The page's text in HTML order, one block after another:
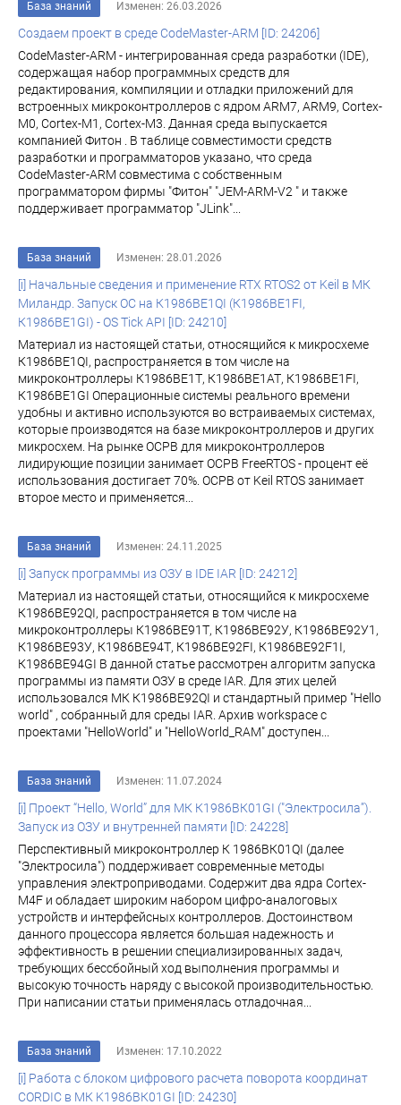
База знаний Изменен: 26.03.2026
Создаем проект в среде CodeMaster-ARM [ID: 24206]
CodeMaster-ARM - интегрированная среда разработки (IDE),
содержащая набор программных средств для
редактирования, компиляции и отладки приложений для
встроенных микроконтроллеров с ядром ARM7, ARM9, Cortex-
M0, Cortex-M1, Cortex-M3. Данная среда выпускается
компанией Фитон . В таблице совместимости средств
разработки и программаторов указано, что среда
CodeMaster-ARM совместима с собственным
программатором фирмы "Фитон" "JEM-ARM-V2 " и также
поддерживает программатор "JLink"...
База знаний Изменен: 28.01.2026
[i] Начальные сведения и применение RTX RTOS2 от Keil в МК
Миландр. Запуск ОС на К1986ВЕ1QI (К1986ВЕ1FI,
К1986ВЕ1GI) - OS Tick API [ID: 24210]
Материал из настоящей статьи, относящийся к микросхеме
К1986ВЕ1QI, распространяется в том числе на
микроконтроллеры К1986ВЕ1Т, К1986ВЕ1АТ, К1986ВЕ1FI,
К1986ВЕ1GI Операционные системы реального времени
удобны и активно используются во встраиваемых системах,
которые производятся на базе микроконтроллеров и других
микросхем. На рынке ОСРВ для микроконтроллеров
лидирующие позиции занимает ОСРВ FreeRTOS - процент её
использования достигает 70%. ОСРВ от Keil RTOS занимает
второе место и применяется...
База знаний Изменен: 24.11.2025
[i] Запуск программы из ОЗУ в IDE IAR [ID: 24212]
Материал из настоящей статьи, относящийся к микросхеме
К1986ВЕ92QI, распространяется в том числе на
микроконтроллеры К1986ВЕ91Т, К1986ВЕ92У, К1986ВЕ92У1,
К1986ВЕ93У, К1986ВЕ94Т, К1986ВЕ92FI, К1986ВЕ92F1I,
К1986ВЕ94GI В данной статье рассмотрен алгоритм запуска
программы из памяти ОЗУ в среде IAR. Для этих целей
использовался МК К1986ВЕ92QI и стандартный пример "Hello
world" , собранный для среды IAR. Архив workspace с
проектами "HelloWorld" и "HelloWorld_RAM" доступен...
База знаний Изменен: 11.07.2024
[i] Проект “Hello, World” для МК К1986ВК01GI ("Электросила”).
Запуск из ОЗУ и внутренней памяти [ID: 24228]
Перспективный микроконтроллер К 1986ВК01QI (далее
"Электросила") поддерживает современные методы
управления электроприводами. Содержит два ядра Cortex-
M4F и обладает широким набором цифро-аналоговых
устройств и интерфейсных контроллеров. Достоинством
данного процессора является большая надежность и
эффективность в решении специализированных задач,
требующих бессбойный ход выполнения программы и
высокую точность наряду с высокой производительностью.
При написании статьи применялась отладочная...
База знаний Изменен: 17.10.2022
[i] Работа с блоком цифрового расчета поворота координат
CORDIC в МК K1986ВК01GI [ID: 24230]